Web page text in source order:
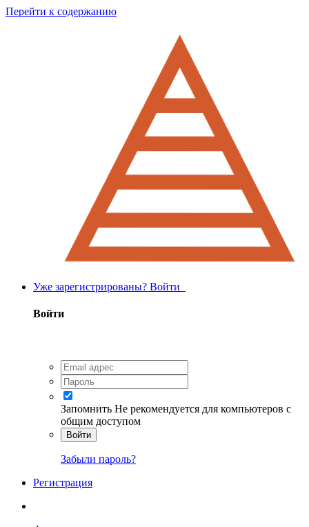
Перейти к содержанию
Уже зарегистрированы? Войти
Войти
Запомнить Не рекомендуется для компьютеров с
общим доступом
Войти
Забыли пароль?
Регистрация